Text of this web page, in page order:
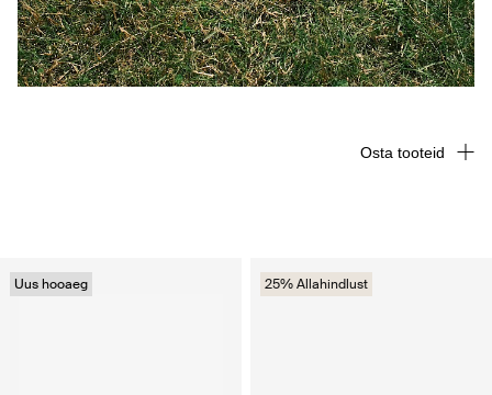
Uus hooaeg 25% Allahindlust
Osta tooteid